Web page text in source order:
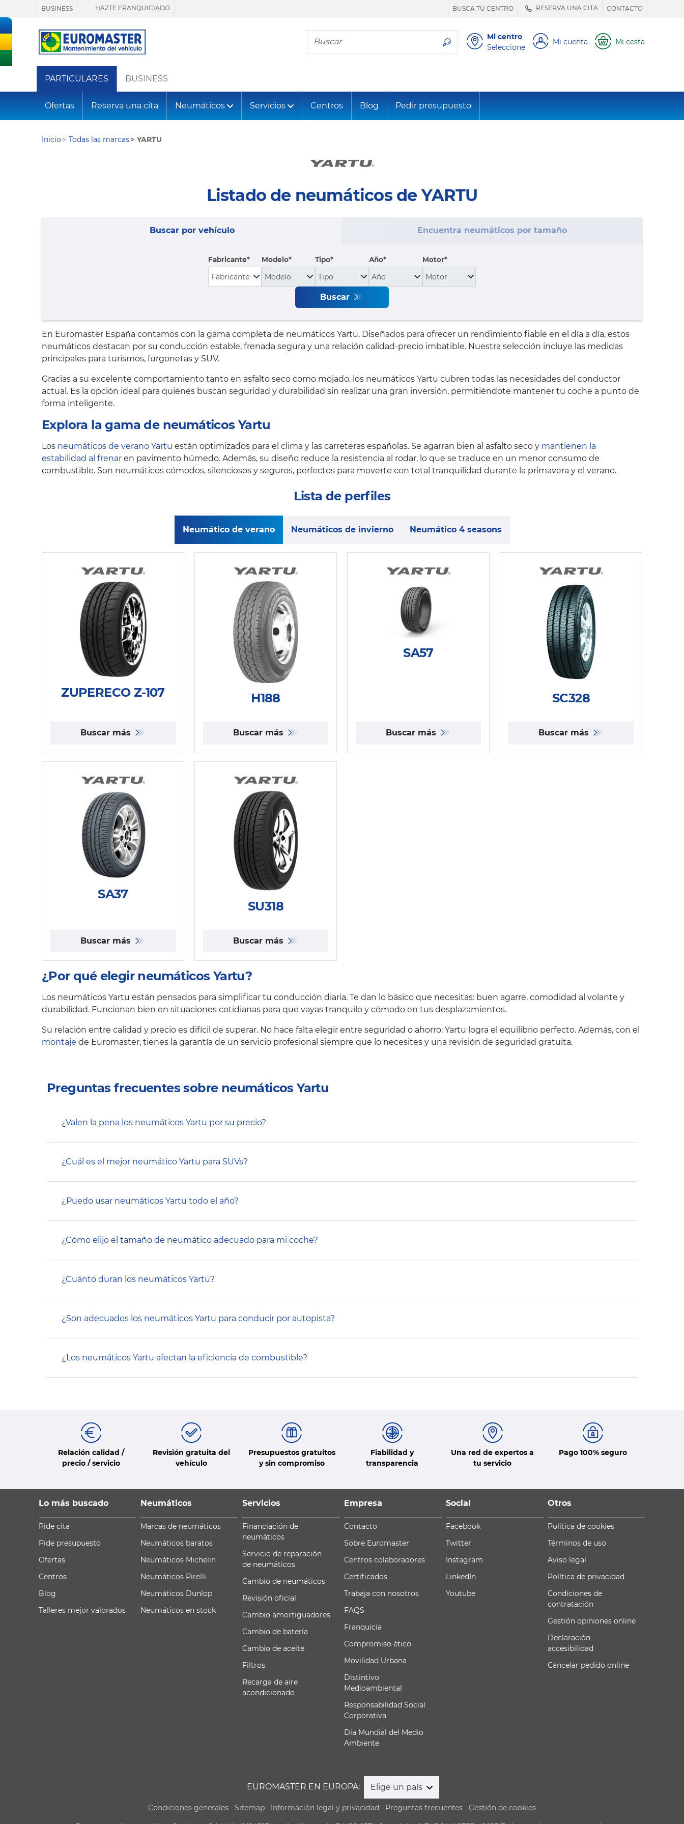
BUSINESS HAZTE FRANQUICIADO BUSCA TU CENTRO RESERVA UNA CITA CONTACTO
Busca tu neumático
Mi centro
Seleccione
Mi cuenta Mi cesta
PARTICULARES BUSINESS
Ofertas Reserva una cita Neumáticos Servicios Centros Blog Pedir presupuesto
Inicio Todas las marcas YARTU
Listado de neumáticos de YARTU
Buscar por vehículo Encuentra neumáticos por tamaño
Fabricante Modelo Tipo Año* Motor*
Buscar
En Euromaster España contamos con la gama completa de neumáticos Yartu. Diseñados para ofrecer un rendimiento fiable en el día a día, estos
neumáticos destacan por su conducción estable, frenada segura y una relación calidad-precio imbatible. Nuestra selección incluye las medidas
principales para turismos, furgonetas y SUV.
Gracias a su excelente comportamiento tanto en asfalto seco como mojado, los neumáticos Yartu cubren todas las necesidades del conductor
actual. Es la opción ideal para quienes buscan seguridad y durabilidad sin realizar una gran inversión, permitiéndote mantener tu coche a punto de
forma inteligente.
Explora la gama de neumáticos Yartu
Los neumáticos de verano Yartu están optimizados para el clima y las carreteras españolas. Se agarran bien al asfalto seco y mantienen la
estabilidad al frenar en pavimento húmedo. Además, su diseño reduce la resistencia al rodar, lo que se traduce en un menor consumo de
combustible. Son neumáticos cómodos, silenciosos y seguros, perfectos para moverte con total tranquilidad durante la primavera y el verano.
Lista de perfiles
Neumático de verano Neumáticos de invierno Neumático 4 seasons
ZUPERECO Z-107
Buscar más
H188
Buscar más
SA57
Buscar más
SC328
Buscar más
SA37
Buscar más
SU318
Buscar más
¿Por qué elegir neumáticos Yartu?
Los neumáticos Yartu están pensados para simplificar tu conducción diaria. Te dan lo básico que necesitas: buen agarre, comodidad al volante y
durabilidad. Funcionan bien en situaciones cotidianas para que vayas tranquilo y cómodo en tus desplazamientos.
Su relación entre calidad y precio es difícil de superar. No hace falta elegir entre seguridad o ahorro; Yartu logra el equilibrio perfecto. Además, con el
montaje de Euromaster, tienes la garantía de un servicio profesional siempre que lo necesites y una revisión de seguridad gratuita.
Preguntas frecuentes sobre neumáticos Yartu
¿Valen la pena los neumáticos Yartu por su precio?
¿Cuál es el mejor neumático Yartu para SUVs?
¿Puedo usar neumáticos Yartu todo el año?
¿Cómo elijo el tamaño de neumático adecuado para mi coche?
¿Cuánto duran los neumáticos Yartu?
¿Son adecuados los neumáticos Yartu para conducir por autopista?
¿Los neumáticos Yartu afectan la eficiencia de combustible?
Relación calidad /
precio / servicio
Revisión gratuita del
vehículo
Presupuestos gratuitos
y sin compromiso
Fiabilidad y
transparencia
Una red de expertos a
tu servicio
Pago 100% seguro
Lo más buscado
Pide cita
Pide presupuesto
Ofertas
Centros
Blog
Talleres mejor valorados
Neumáticos
Marcas de neumáticos
Neumáticos baratos
Neumáticos Michelin
Neumáticos Pirelli
Neumáticos Dunlop
Neumáticos en stock
Servicios
Financiación de
neumáticos
Servicio de reparación
de neumáticos
Cambio de neumáticos
Revisión oficial
Cambio amortiguadores
Cambio de batería
Cambio de aceite
Filtros
Recarga de aire
acondicionado
Empresa
Contacto
Sobre Euromaster
Centros colaboradores
Certificados
Trabaja con nosotros
FAQS
Franquicia
Compromiso ético
Movilidad Urbana
Distintivo
Medioambiental
Responsabilidad Social
Corporativa
Día Mundial del Medio
Ambiente
Social
Facebook
Twitter
Instagram
LinkedIn
Youtube
Otros
Política de cookies
Términos de uso
Aviso legal
Política de privacidad
Condiciones de
contratación
Gestión opiniones online
Declaración
accesibilidad
Cancelar pedido online
EUROMASTER EN EUROPA: Elige un país
Condiciones generales Sitemap Información legal y privacidad Preguntas frecuentes Gestión de cookies